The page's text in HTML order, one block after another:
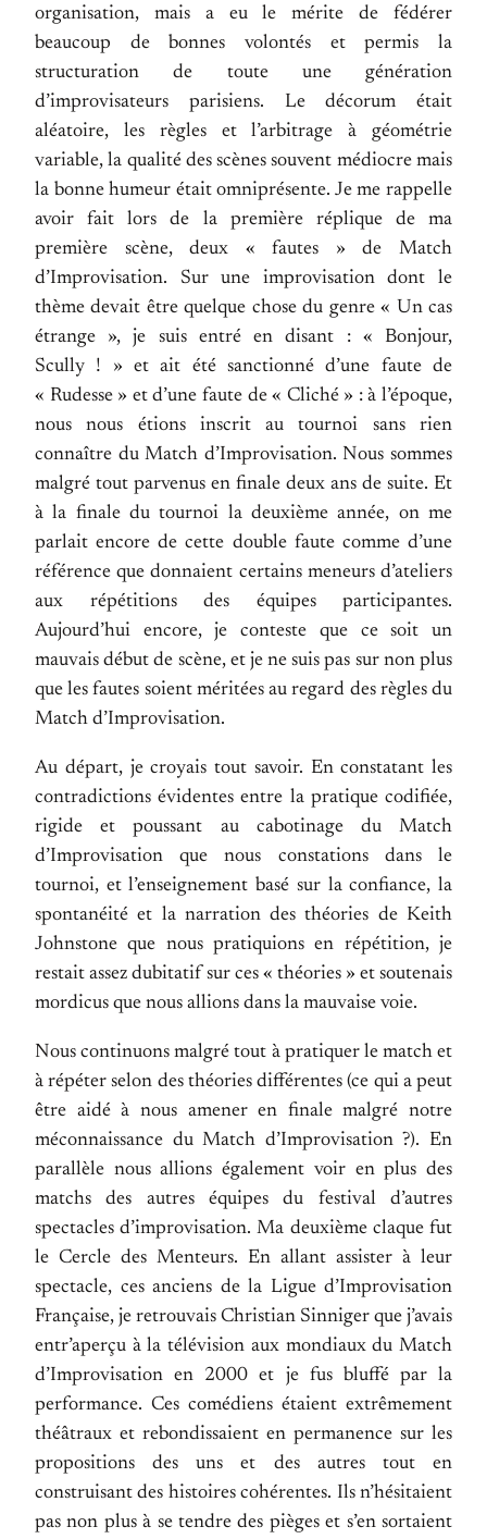
organisation, mais a eu le mérite de fédérer
beaucoup de bonnes volontés et permis la
structuration de toute une génération
d’improvisateurs parisiens. Le décorum était
aléatoire, les règles et l’arbitrage à géométrie
variable, la qualité des scènes souvent médiocre mais
la bonne humeur était omniprésente. Je me rappelle
avoir fait lors de la première réplique de ma
première scène, deux « fautes » de Match
d’Improvisation. Sur une improvisation dont le
thème devait être quelque chose du genre « Un cas
étrange », je suis entré en disant : « Bonjour,
Scully ! » et ait été sanctionné d’une faute de
« Rudesse » et d’une faute de « Cliché » : à l’époque,
nous nous étions inscrit au tournoi sans rien
connaître du Match d’Improvisation. Nous sommes
malgré tout parvenus en finale deux ans de suite. Et
à la finale du tournoi la deuxième année, on me
parlait encore de cette double faute comme d’une
référence que donnaient certains meneurs d’ateliers
aux répétitions des équipes participantes.
Aujourd’hui encore, je conteste que ce soit un
mauvais début de scène, et je ne suis pas sur non plus
que les fautes soient méritées au regard des règles du
Match d’Improvisation.
Au départ, je croyais tout savoir. En constatant les
contradictions évidentes entre la pratique codifiée,
rigide et poussant au cabotinage du Match
d’Improvisation que nous constations dans le
tournoi, et l’enseignement basé sur la confiance, la
spontanéité et la narration des théories de Keith
Johnstone que nous pratiquions en répétition, je
restait assez dubitatif sur ces « théories » et soutenais
mordicus que nous allions dans la mauvaise voie.
Nous continuons malgré tout à pratiquer le match et
à répéter selon des théories différentes (ce qui a peut
être aidé à nous amener en finale malgré notre
méconnaissance du Match d’Improvisation ?). En
parallèle nous allions également voir en plus des
matchs des autres équipes du festival d’autres
spectacles d’improvisation. Ma deuxième claque fut
le Cercle des Menteurs. En allant assister à leur
spectacle, ces anciens de la Ligue d’Improvisation
Française, je retrouvais Christian Sinniger que j’avais
entr’aperçu à la télévision aux mondiaux du Match
d’Improvisation en 2000 et je fus bluffé par la
performance. Ces comédiens étaient extrêmement
théâtraux et rebondissaient en permanence sur les
propositions des uns et des autres tout en
construisant des histoires cohérentes. Ils n’hésitaient
pas non plus à se tendre des pièges et s’en sortaient